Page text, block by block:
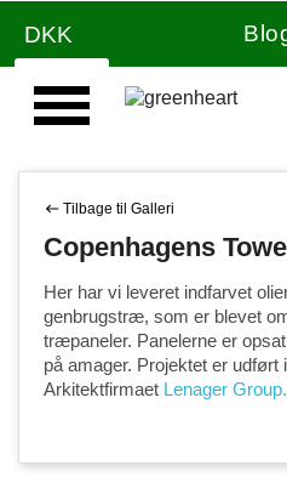
DKK
Tilbage til Galleri
Copenhagens
Her har vi leveret indfarvet
genbrugstræ, som er blevet
træpaneler. Panelerne er
på amager. Projektet er udført
Arkitektfirmaet Lenager Group.